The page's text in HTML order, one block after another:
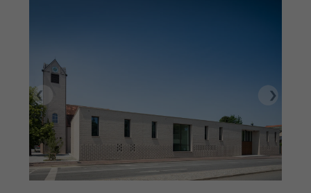
ALLGEMEINE RIEMCHENKOLLEKTIONEN
RECYCLING-ZIEGEL
RE-USE-ZIEGEL
GLASUR-ZIEGEL
RE-USE-MÖRTEL
FASSADENPLANUNG (SCHWEIZ)